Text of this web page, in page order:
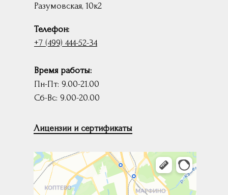
Телефон:
+7 (499) 444-52-34
Время работы:
Пн-Пт: 9.00-21.00
Сб-Вс: 9.00-20.00
Разумовская, 10к2
Лицензии и сертификаты